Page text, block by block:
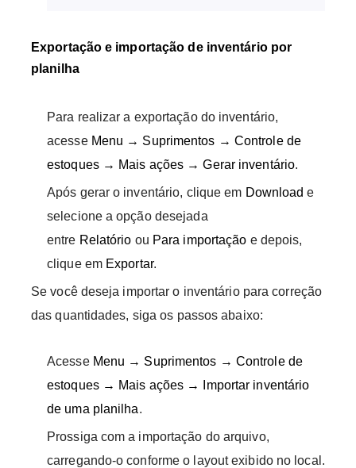
Exportação e importação de inventário por
planilha
Para realizar a exportação do inventário,
acesse Menu → Suprimentos → Controle de
estoques → Mais ações → Gerar inventário.
Após gerar o inventário, clique em Download e
selecione a opção desejada
entre Relatório ou Para importação e depois,
clique em Exportar.
Se você deseja importar o inventário para correção
das quantidades, siga os passos abaixo:
Acesse Menu → Suprimentos → Controle de
estoques → Mais ações → Importar inventário
de uma planilha.
Prossiga com a importação do arquivo,
carregando-o conforme o layout exibido no local.